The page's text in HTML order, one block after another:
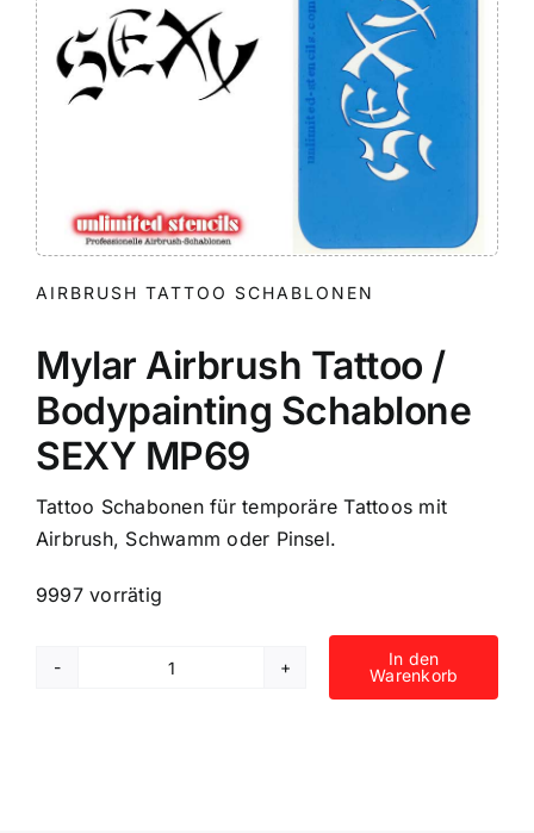
AIRBRUSH TATTOO SCHABLONEN
Mylar Airbrush Tattoo /
Bodypainting Schablone
SEXY MP69
Tattoo Schabonen für temporäre Tattoos mit
Airbrush, Schwamm oder Pinsel.
9997 vorrätig
Mylar
In den
Warenkorb